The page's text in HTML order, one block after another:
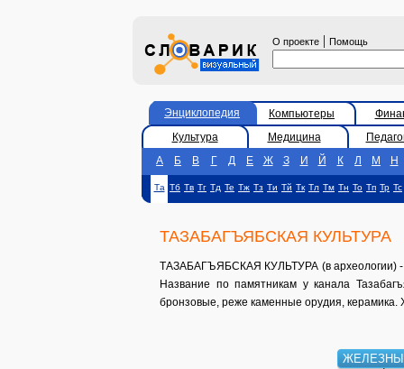
О проекте | Помощь
Энциклопедия Компьютеры
Культура
Медицина
А
Б В Г Д Е Ж З И Й К Л М Н
Та Тб Тв Тг Тд Те Тж Тз Ти Тй Тк Тл Тм Тн То Тп Тр Тс
ТАЗАБАГЪЯБСКАЯ КУЛЬТУРА
ТАЗАБАГЪЯБСКАЯ КУЛЬТУРА (в археологии) -
Название по памятникам у канала
бронзовые, реже каменные орудия, керамика.
ЖЕЛЕЗНЫЙ